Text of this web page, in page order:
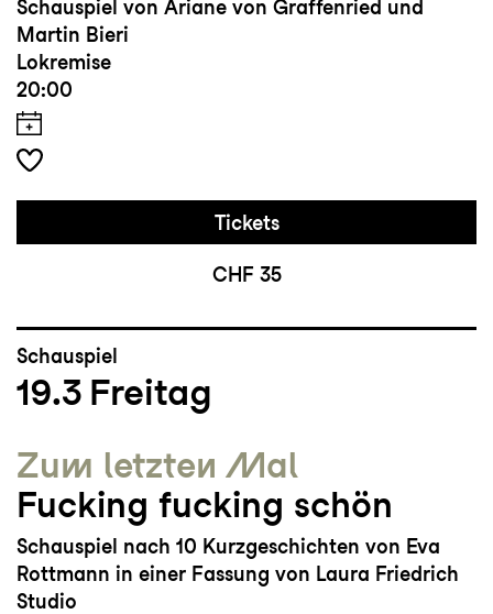
Schauspiel von Ariane von Graffenried und
Martin Bieri
Lokremise
20:00
Tickets
CHF 35
Schauspiel
19.3 Freitag
Zum letzten Mal
Fucking fucking schön
Schauspiel nach 10 Kurzgeschichten von Eva
Rottmann in einer Fassung von Laura Friedrich
Studio